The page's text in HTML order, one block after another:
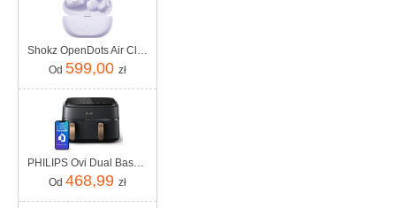
Od 599,00 zł
Od 468,99 zł